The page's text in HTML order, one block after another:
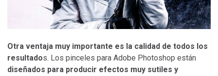
Otra ventaja muy importante es la calidad de todos los
resultados. Los pinceles para Adobe Photoshop están
diseñados para producir efectos muy sutiles y